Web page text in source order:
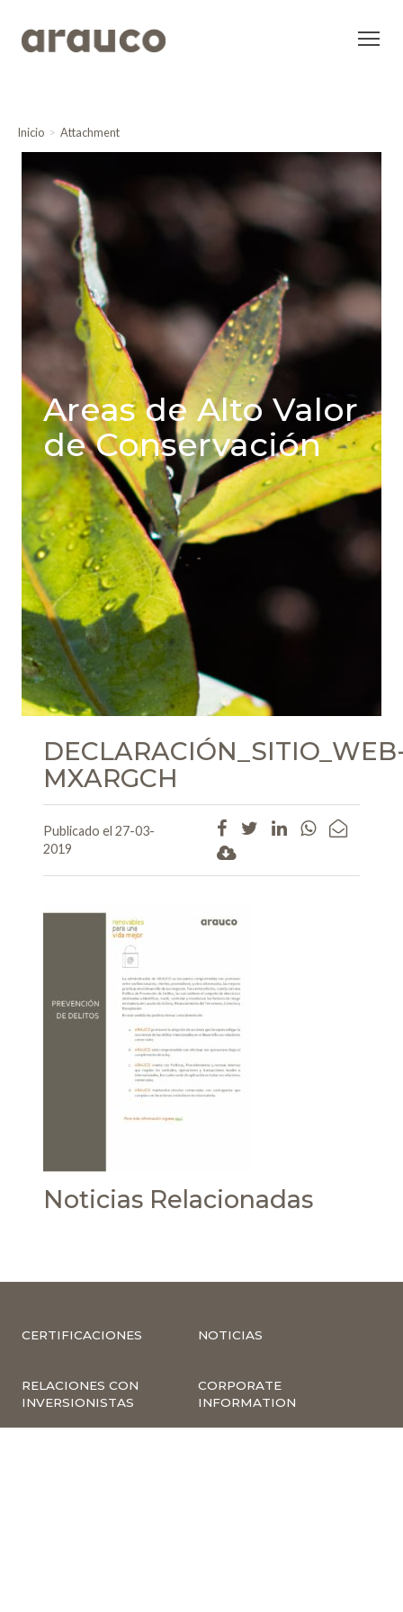
Inicio Attachment
Areas de Alto Valor
de Conservación
MXARGCH
Publicado el 27-03-
2019
Noticias Relacionadas
CERTIFICACIONES NOTICIAS
RELACIONES CON
INVERSIONISTAS
CORPORATE
INFORMATION